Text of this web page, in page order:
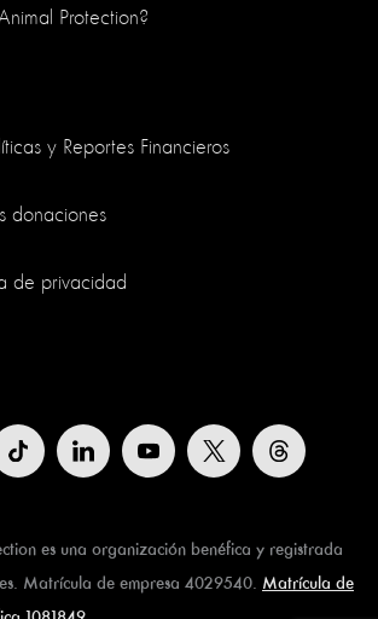
Protection?
y Reportes Financieros
donaciones
de privacidad
es una organización benéfica y registrada
Matrícula de empresa 4029540. Matrícula de